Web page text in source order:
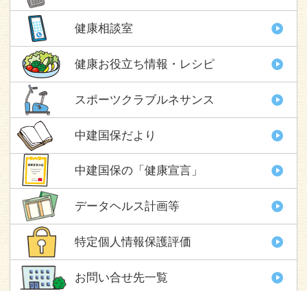
健康相談室
健康お役立ち情報・レシピ
スポーツクラブルネサンス
中建国保だより
中建国保の「健康宣言」
データヘルス計画等
特定個人情報保護評価
お問い合せ先一覧